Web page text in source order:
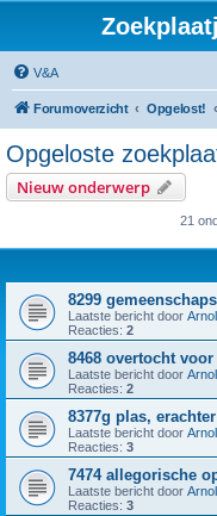
V&A
Forumoverzicht Opgelost!
Opgeloste
Nieuw onderwerp
21
8299
Laatste bericht door
Reacties: 2
8468 overtocht
Laatste bericht door
Reacties: 2
8377g plas,
Laatste bericht door
Reacties: 3
7474 allegorische
Laatste bericht door
Reacties: 3